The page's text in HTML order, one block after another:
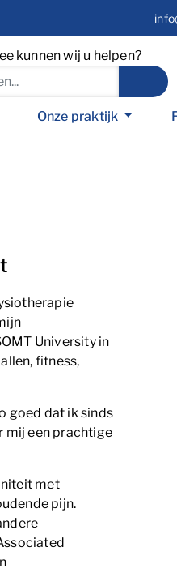
kunnen wij u helpen?
Onze praktijk
University in
fitness,
goed dat ik sinds
mij een prachtige
met
pijn.